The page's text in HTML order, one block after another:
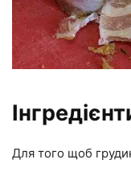
Для того щоб